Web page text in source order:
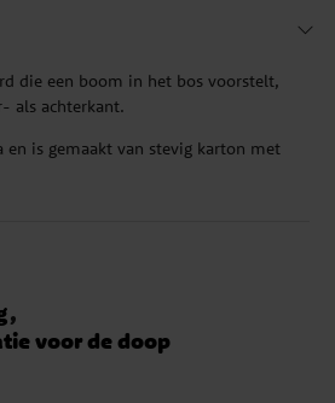
die een boom in het bos voorstelt,
als achterkant.
is gemaakt van stevig karton met
voor de doop